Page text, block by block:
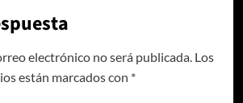
electrónico no será publicada. Los
están marcados con *